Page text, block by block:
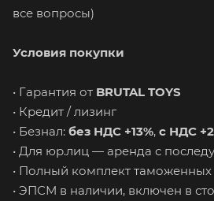
все вопросы)
Условия покупки
• Гарантия от BRUTAL TOYS
• Кредит / лизинг
• Безнал: без НДС +13%, с НДС
• Для юр.лиц — аренда с
• Полный комплект
• ЭПСМ в наличии, включен в